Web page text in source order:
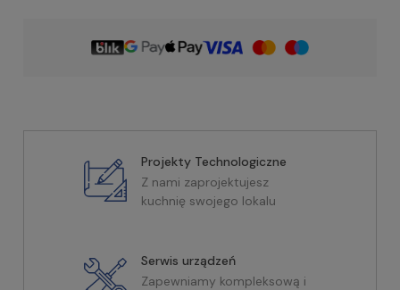
Projekty Technologiczne
Z nami zaprojektujesz
kuchnię swojego lokalu
Serwis urządzeń
Zapewniamy kompleksową i